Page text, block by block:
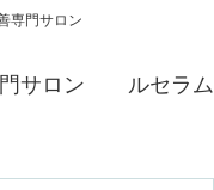
専門サロン
門サロン ルセラム